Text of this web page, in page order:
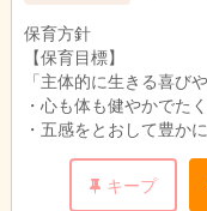
保育方針
【保育目標】
「主体的に生きる喜び
・心も体も健やかでた
・五感をとおして豊か
・忍耐強く、工夫し、
・思いやりや優しさを
キープ